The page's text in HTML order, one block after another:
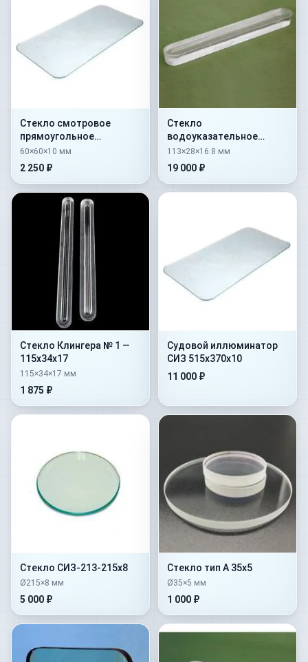
Стекло смотровое
прямоугольное
закаленное тип Б
60х60х10
60×60×10 мм
2 250 ₽
Стекло
водоуказательное
гладкое № 1 —
113х28х16,8
113×28×16.8 мм
19 000 ₽
Стекло Клингера № 1 —
115х34х17
115×34×17 мм
1 875 ₽
Судовой иллюминатор
СИЗ 515х370х10
11 000 ₽
Стекло СИЗ-213-215х8
Ø215×8 мм
5 000 ₽
Стекло тип А 35х5
Ø35×5 мм
1 000 ₽